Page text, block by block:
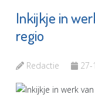
Inkijkje in
regio
Redactie 27-